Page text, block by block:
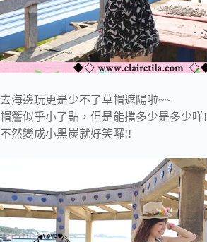
去海邊玩更是少不了草帽遮陽啦~~
帽簷似乎小了點，但是能擋多少是多少咩!
不然變成小黑炭就好笑囉!!